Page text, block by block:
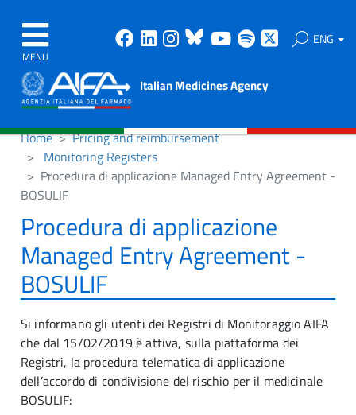
MENU
Facebook
Linkedin
Instagram
Bluesky
Youtube
Spotify ENG
Italian Medicines Agency
Home
Pricing and reimbursement
Monitoring Registers
Procedura di applicazione Managed Entry Agreement -
BOSULIF
Procedura di applicazione
Managed Entry Agreement -
BOSULIF
Si informano gli utenti dei Registri di Monitoraggio AIFA
che dal 15/02/2019 è attiva, sulla piattaforma dei
Registri, la procedura telematica di applicazione
dell’accordo di condivisione del rischio per il medicinale
BOSULIF: